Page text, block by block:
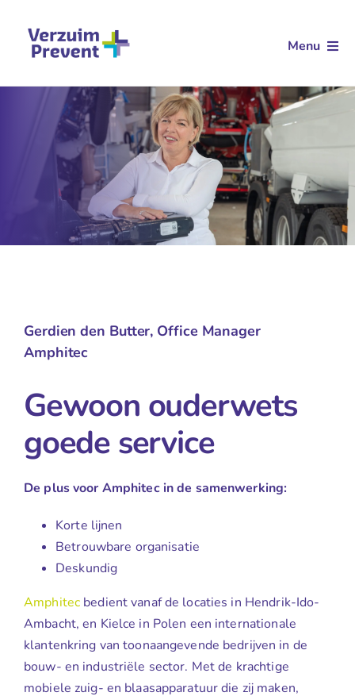
inhoud
Menu
Aanvullende dienstverlening
Klantverhalen
Gerdien den Butter, Office Manager
Amphitec
Gewoon ouderwets
goede service
De plus voor Amphitec in de samenwerking:
Korte lijnen
Betrouwbare organisatie
Deskundig
Amphitec bedient vanaf de locaties in Hendrik-Ido-
Ambacht, en Kielce in Polen een internationale
klantenkring van toonaangevende bedrijven in de
bouw- en industriële sector. Met de krachtige
mobiele zuig- en blaasapparatuur die zij maken,